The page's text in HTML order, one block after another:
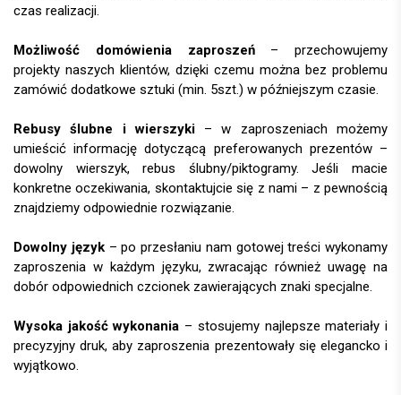
czas realizacji.
Możliwość domówienia zaproszeń– przechowujemy
projekty naszych klientów, dzięki czemu można bez problemu
zamówić dodatkowe sztuki (min. 5szt.) w późniejszym czasie.
Rebusy ślubne i wierszyki– w zaproszeniach możemy
umieścić informację dotyczącą preferowanych prezentów –
dowolny wierszyk, rebus ślubny/piktogramy. Jeśli macie
konkretne oczekiwania, skontaktujcie się z nami – z pewnością
znajdziemy odpowiednie rozwiązanie.
Dowolny język– po przesłaniu nam gotowej treści wykonamy
zaproszenia w każdym języku, zwracając również uwagę na
dobór odpowiednich czcionek zawierających znaki specjalne.
Wysoka jakość wykonania – stosujemy najlepsze materiały i
precyzyjny druk, aby zaproszenia prezentowały się elegancko i
wyjątkowo.